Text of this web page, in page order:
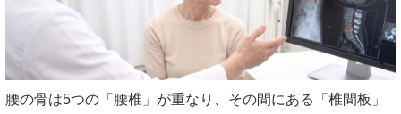
症状についての説明